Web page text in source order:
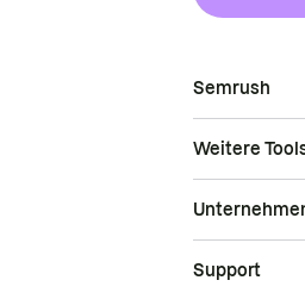
Semrush
Weitere
Support